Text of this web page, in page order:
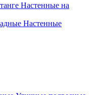
Настенные на
Настенные